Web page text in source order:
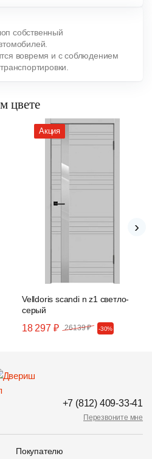
собственный
вовремя и с соблюдением
цвете
Акция
Velldoris scandi n z1 светло-
серый
18 297 ₽ 26139 ₽ -30%
›
+7 (812) 409-33-41
Перезвоните мне
Покупателю